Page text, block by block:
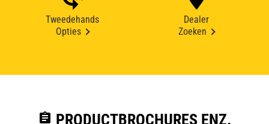
Tweedehands
Opties
Dealer
Zoeken
assignment PRODUCTBROCHURES ENZ.